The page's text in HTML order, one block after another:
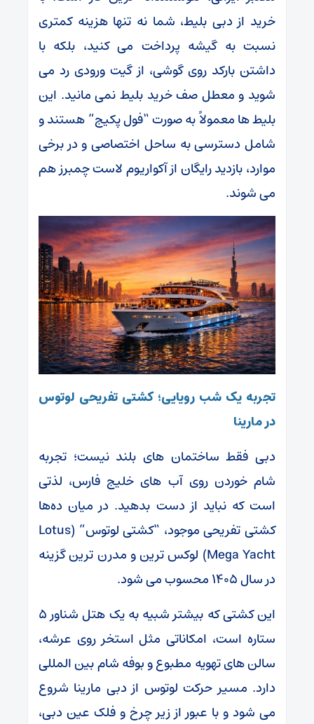
خرید از دبی بلیط، شما نه تنها هزینه کمتری
نسبت به گیشه پرداخت می کنید، بلکه با
داشتن بارکد روی گوشی، از گیت ورودی رد می
شوید و معطل صف خرید بلیط نمی مانید. این
بلیط‌ ها معمولاً به صورت “فول پکیج” هستند و
شامل دسترسی به ساحل اختصاصی و در برخی
موارد، بازدید رایگان از آکواریوم لاست چمبرز هم
می شوند.
تجربه یک شب رویایی؛ کشتی تفریحی لوتوس
در مارینا
دبی فقط ساختمان‌ های بلند نیست؛ تجربه
شام خوردن روی آب‌ های خلیج فارس، لذتی
است که نباید از دست بدهید. در میان ده‌ها
کشتی تفریحی موجود، “کشتی لوتوس” (Lotus
Mega Yacht) لوکس‌ ترین و مدرن‌ ترین گزینه
در سال ۱۴۰۵ محسوب می شود.
این کشتی که بیشتر شبیه به یک هتل شناور ۵
ستاره است، امکاناتی مثل استخر روی عرشه،
سالن‌ های تهویه مطبوع و بوفه شام بین‌ المللی
دارد. مسیر حرکت لوتوس از دبی مارینا شروع
می شود و با عبور از زیر چرخ‌ و فلک عین دبی،